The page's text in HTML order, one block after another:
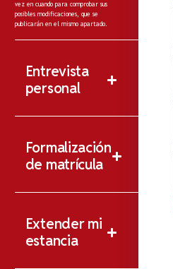
vez en cuando para comprobar sus
posibles modificaciones, que se
publicarán en el mismo apartado.
Entrevista
personal
Formalización
de matrícula
Extender mi
estancia